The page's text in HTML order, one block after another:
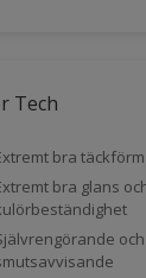
Tech
bra
bra glans
och